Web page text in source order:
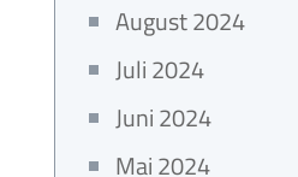
August 2024
Juli 2024
Juni 2024
Mai 2024